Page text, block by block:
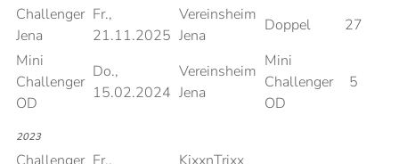
Challenger
Jena
Fr.,
21.11.2025
Vereinsheim
Jena
Doppel
27
Mini
Challenger
OD
Do.,
15.02.2024
Vereinsheim
Jena
Mini
Challenger
OD
5
2023